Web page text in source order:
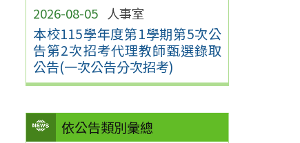
2026-08-05 人事室
本校115學年度第1學期第5次公
告第2次招考代理教師甄選錄取
公告(一次公告分次招考)
依公告類別彙總